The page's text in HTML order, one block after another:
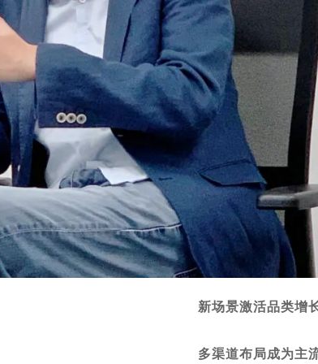
新场景激活品类增
多渠道布局成为主